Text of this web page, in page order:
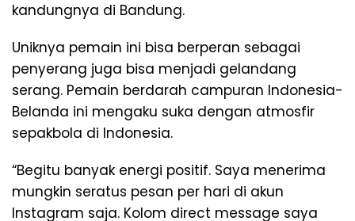
kandungnya di Bandung.
Uniknya pemain ini bisa berperan sebagai
penyerang juga bisa menjadi gelandang
serang. Pemain berdarah campuran Indonesia-
Belanda ini mengaku suka dengan atmosfir
sepakbola di Indonesia.
“Begitu banyak energi positif. Saya menerima
mungkin seratus pesan per hari di akun
Instagram saja. Kolom direct message saya